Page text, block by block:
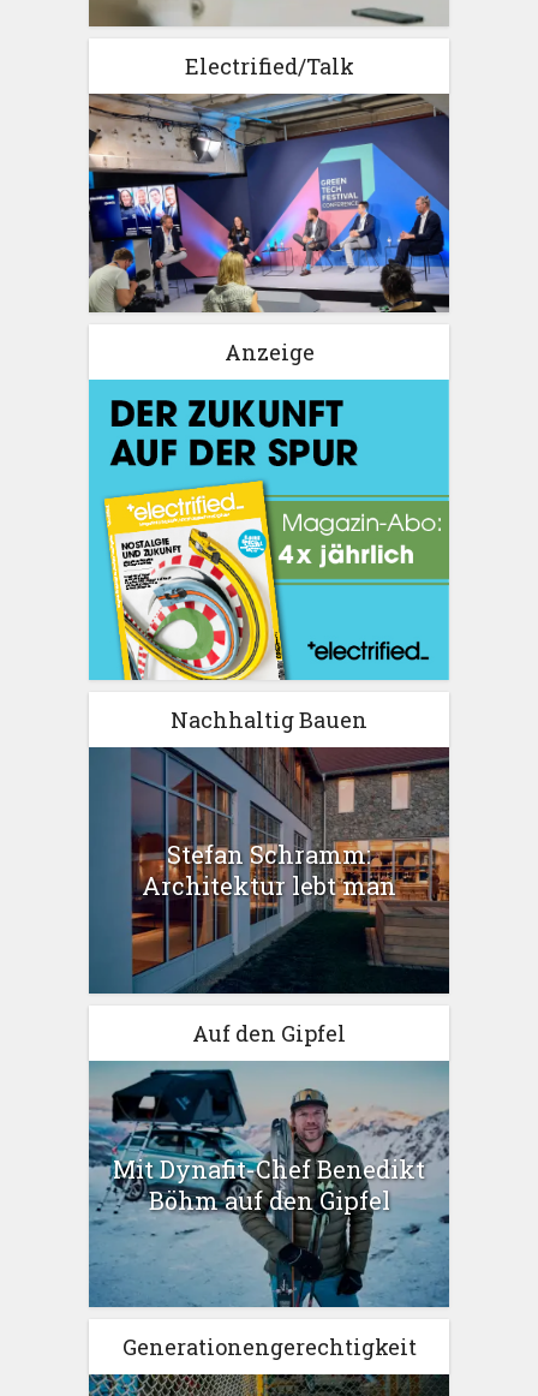
Electrified/Talk
Anzeige
Nachhaltig Bauen
Stefan Schramm:
Architektur lebt man
Auf den Gipfel
Mit Dynafit-Chef Benedikt
Böhm auf den Gipfel
Generationengerechtigkeit